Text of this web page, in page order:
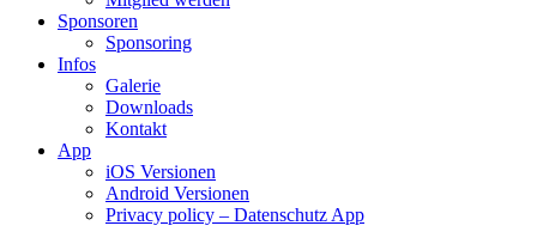
Sponsoren
Sponsoring
Infos
Galerie
Downloads
Kontakt
App
iOS Versionen
Android Versionen
Privacy policy – Datenschutz App